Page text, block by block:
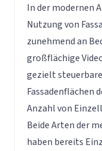
In der modernen
Nutzung von
zunehmend an
großflächige
gezielt
Fassadenflächen
Anzahl von
Beide Arten der
haben bereits